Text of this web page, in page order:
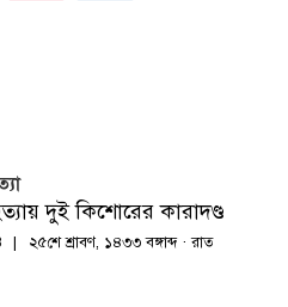
দুই কিশোরের কারাদণ্ড
২৫শে শ্রাবণ, ১৪৩৩ বঙ্গাব্দ · রাত